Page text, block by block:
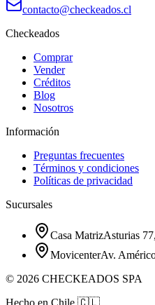
contacto@checkeados.cl
Checkeados
Comprar
Vender
Créditos
Blog
Nosotros
Información
Preguntas frecuentes
Términos y condiciones
Políticas de privacidad
Sucursales
Casa MatrizAsturias
MovicenterAv.
© 2026 CHECKEADOS SPA
Hecho en Chile 🇨🇱